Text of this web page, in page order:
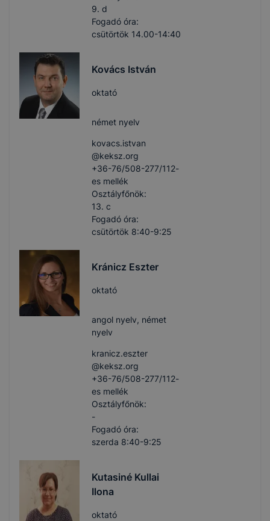
9. d
Fogadó óra:
csütörtök 14.00-14:40
Kovács István
oktató
német nyelv
kovacs.istvan​
@keksz.org
+36-76/508-277/112-
es mellék
Osztályfőnök:
13. c
Fogadó óra:
csütörtök 8:40-9:25
Kránicz Eszter
oktató
angol nyelv, német
nyelv
kranicz.eszter​
@keksz.org
+36-76/508-277/112-
es mellék
Osztályfőnök:
-
Fogadó óra:
szerda 8:40-9:25
Kutasiné Kullai
Ilona
oktató